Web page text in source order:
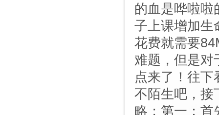
的血是哗啦啦
子上课增加生
花费就需要
难题，但是对
点来了！往下
不陌生吧，接
略；第一：首